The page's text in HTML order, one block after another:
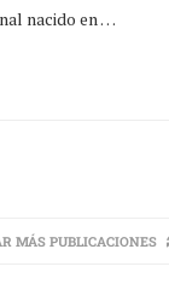
nacido en …
MÁS PUBLICACIONES